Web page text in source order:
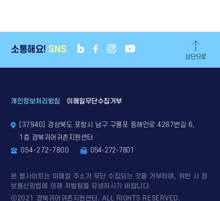
상단으로
소통해요! SNS
개인정보처리방침 이메일무단수집거부
[37940] 경상북도 포항시 남구 구룡포 동해안로 4287번길 6,
1층 경북귀어귀촌지원센터
054-272-7800
054-272-7801
본 웹사이트는 이메일 주소가 무단 수집되는 것을 거부하며, 위반 시 정
보통신망법에 의해 처벌됨을 유념하시기 바랍니다.
ⓒ2021 경북귀어귀촌지원센터. ALL RIGHTS RESERVED.